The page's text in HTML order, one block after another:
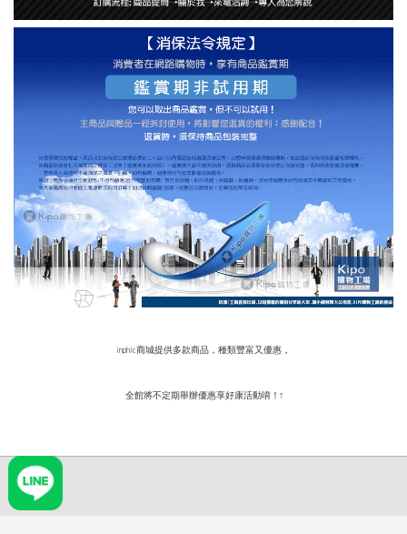
inphic商城提供多款商品，種類豐富又優惠，
全館將不定期舉辦優惠享好康活動唷！?